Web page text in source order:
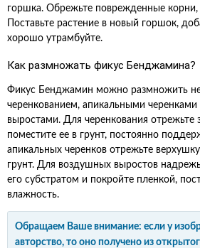
горшка. Обрежьте поврежденные корни,
Поставьте растение в новый горшок,
хорошо утрамбуйте.
Как размножать фикус Бенджамина?
Фикус Бенджамин можно размножить
черенкованием, апикальными
выростами. Для черенкования отрежьте
поместите ее в грунт, постоянно
апикальных черенков отрежьте
грунт. Для воздушных выростов
его субстратом и покройте пленкой,
влажность.
Обращаем Ваше внимание: если у
авторство, то оно получено из